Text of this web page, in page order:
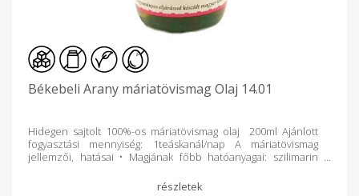
Békebeli Arany máriatövismag Olaj 14.01
Hidegen sajtolt 100%-os máriatövismag olaj 200ml Ajánlott
fogyasztási mennyiség: 1teáskanál/nap A máriatövismag
jellemzői, hatásai • Magjának főbb hatóanyagai: szilimarin
hatásai: májkárosító anyagok hatását kivédő, májvédő és a